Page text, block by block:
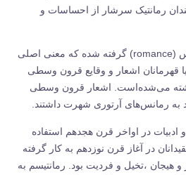
رمانتیک سرشار از احساسات و
صفت رمانتیک از واژه رمانس (romance) گرفته شده که معنی اصلی
قهرمانان اشعار و وقایع قرون وسطی
می‌شده‌است. اشعار قرون وسطی
به رمانس‌های آرتوری شهرت داشتند.
ادبیات در اواخر قرن هجدهم استفاده
در آغاز قرن نوزدهم به کار گرفته
هیجان ،تخیل و فردیت بود. رمانتیسم به